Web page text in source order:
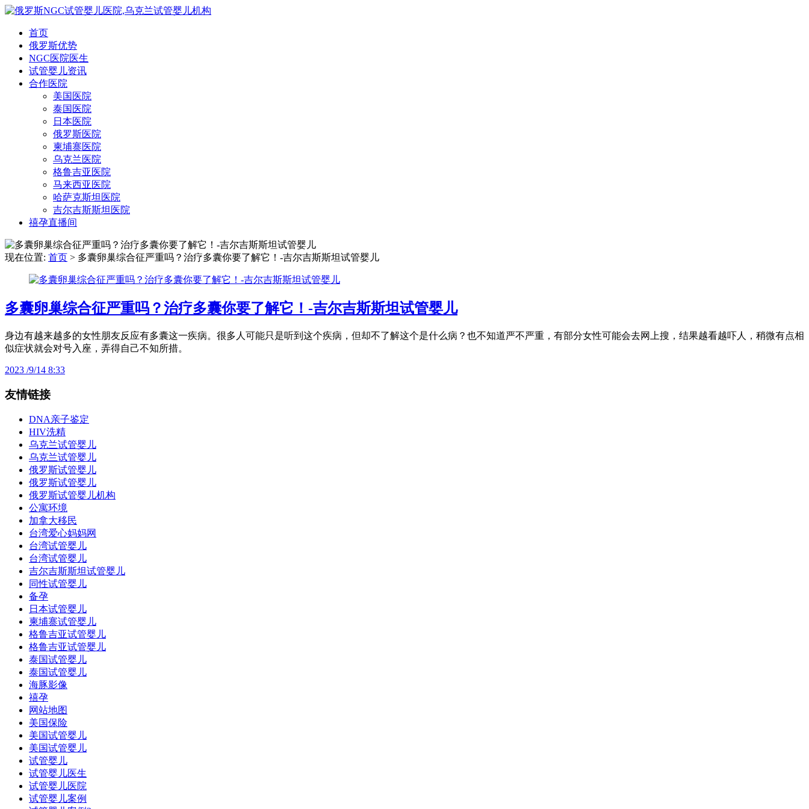
首页
俄罗斯优势
NGC医院医生
试管婴儿资讯
合作医院
美国医院
泰国医院
日本医院
俄罗斯医院
柬埔寨医院
乌克兰医院
格鲁吉亚医院
马来西亚医院
哈萨克斯坦医院
吉尔吉斯斯坦医院
禧孕直播间
现在位置: 首页 > 多囊卵巢综合征严重吗？治疗多囊你要了解它！-吉尔吉斯斯坦试管婴儿
多囊卵巢综合征严重吗？治疗多囊你要了解它！-吉尔吉斯斯坦试管婴儿
身边有越来越多的女性朋友反应有多囊这一疾病。很多人可能只是听到这个疾病，但却不了解这个是什么病？也不知道严不严重，有部分女性可能会去网上搜，结果越看越吓人，稍微有点相
似症状就会对号入座，弄得自己不知所措。
2023 /9/14 8:33
友情链接
DNA亲子鉴定
HIV洗精
乌克兰试管婴儿
乌克兰试管婴儿
俄罗斯试管婴儿
俄罗斯试管婴儿
俄罗斯试管婴儿机构
公寓环境
加拿大移民
台湾爱心妈妈网
台湾试管婴儿
台湾试管婴儿
吉尔吉斯斯坦试管婴儿
同性试管婴儿
备孕
日本试管婴儿
柬埔寨试管婴儿
格鲁吉亚试管婴儿
格鲁吉亚试管婴儿
泰国试管婴儿
泰国试管婴儿
海豚影像
禧孕
网站地图
美国保险
美国试管婴儿
美国试管婴儿
试管婴儿
试管婴儿医生
试管婴儿医院
试管婴儿案例